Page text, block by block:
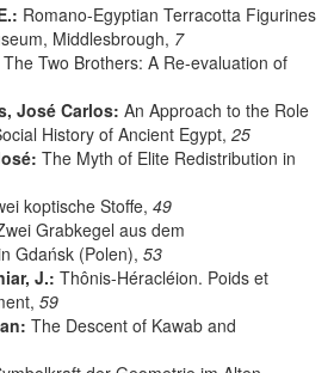
Romano-Egyptian Terracotta Figurines
Middlesbrough, 7
The Two Brothers: A Re-evaluation of
José Carlos: An Approach to the Role
History of Ancient Egypt, 25
The Myth of Elite Redistribution in
koptische Stoffe, 49
Grabkegel aus dem
Gdańsk (Polen), 53
J.: Thônis-Héracléion. Poids et
59
The Descent of Kawab and